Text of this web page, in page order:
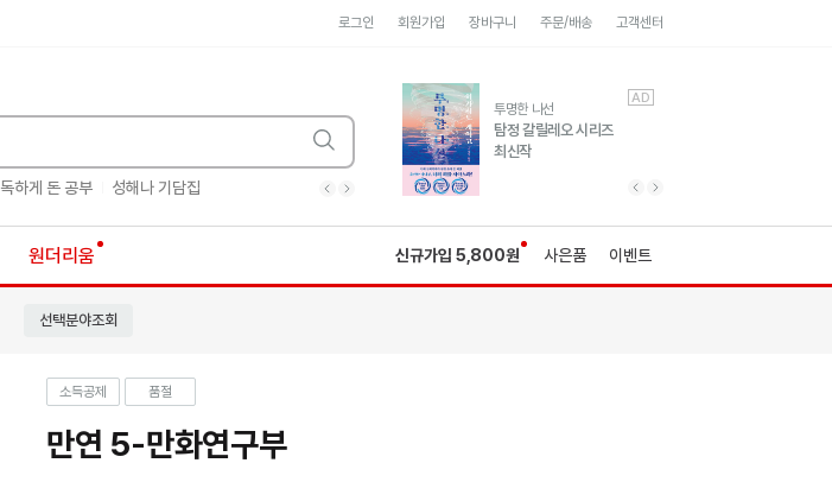
로그인 회원가입 장바구니 주문/배송 고객센터
독하게 돈 공부 성해나 기담집 히가시노게이고 추모 수족관 독하게 돈 공부
유럽 도시 기행3
풍성한 서사와 인문학적
통찰!
AD
투명한 나선
탐정 갈릴레오 시리즈
최신작
AD
원더리움 신규가입 5,800원 사은품 이벤트
선택분야조회
소득공제 품절
만연 5-만화연구부